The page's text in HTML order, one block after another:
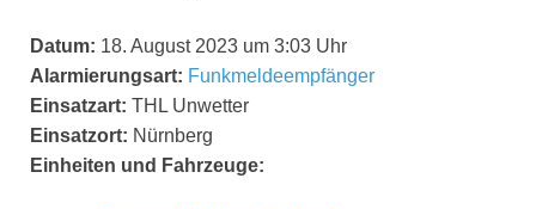
Datum: 18. August 2023 um 3:03 Uhr
Alarmierungsart: Funkmeldeempfänger
Einsatzart: THL Unwetter
Einsatzort: Nürnberg
Einheiten und Fahrzeuge: